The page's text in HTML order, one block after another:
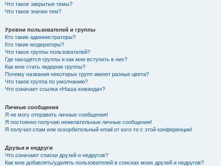
Что такое закрытые темы?
Что такое значки тем?
Уровни пользователей и группы
Кто такие администраторы?
Кто такие модераторы?
Что такое группы пользователей?
Где находятся группы и как мне вступить в них?
Как мне стать лидером группы?
Почему названия некоторых групп имеют разные цвета?
Что такое группа по умолчанию?
Что означает ссылка «Наша команда»?
Личные сообщения
Я не могу отправить личные сообщения!
Я постоянно получаю нежелательные личные сообщения!
Я получил спам или оскорбительный email от кого-то с этой конференции!
Друзья и недруги
Что означают списки друзей и недругов?
Как мне добавлять/удалять пользователей в списках моих друзей и недругов?